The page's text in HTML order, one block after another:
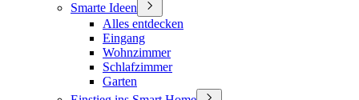
Smarte Ideen
Alles entdecken
Eingang
Wohnzimmer
Schlafzimmer
Garten